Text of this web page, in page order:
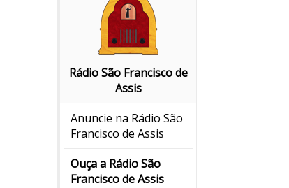
Rádio São Francisco de
Assis
Anuncie na Rádio São
Francisco de Assis
Ouça a Rádio São
Francisco de Assis